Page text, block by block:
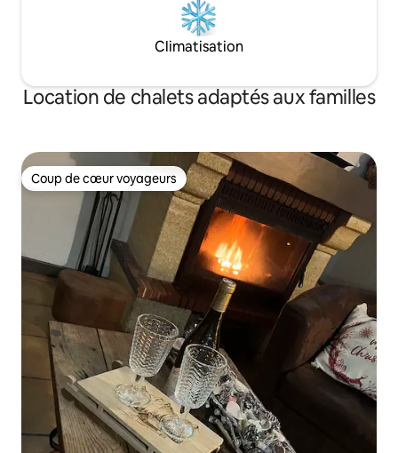
Climatisation
Location de chalets adaptés aux familles
Coup de cœur voyageurs
Coup de cœur voyageurs